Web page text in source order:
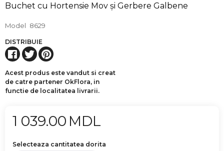
Buchet cu Hortensie Mov și Gerbere Galbene
Model 8629
DISTRIBUIE
Acest produs este vandut si creat
de catre partener OkFlora, in
functie de localitatea livrarii.
1 039.00 MDL
Selecteaza cantitatea dorita